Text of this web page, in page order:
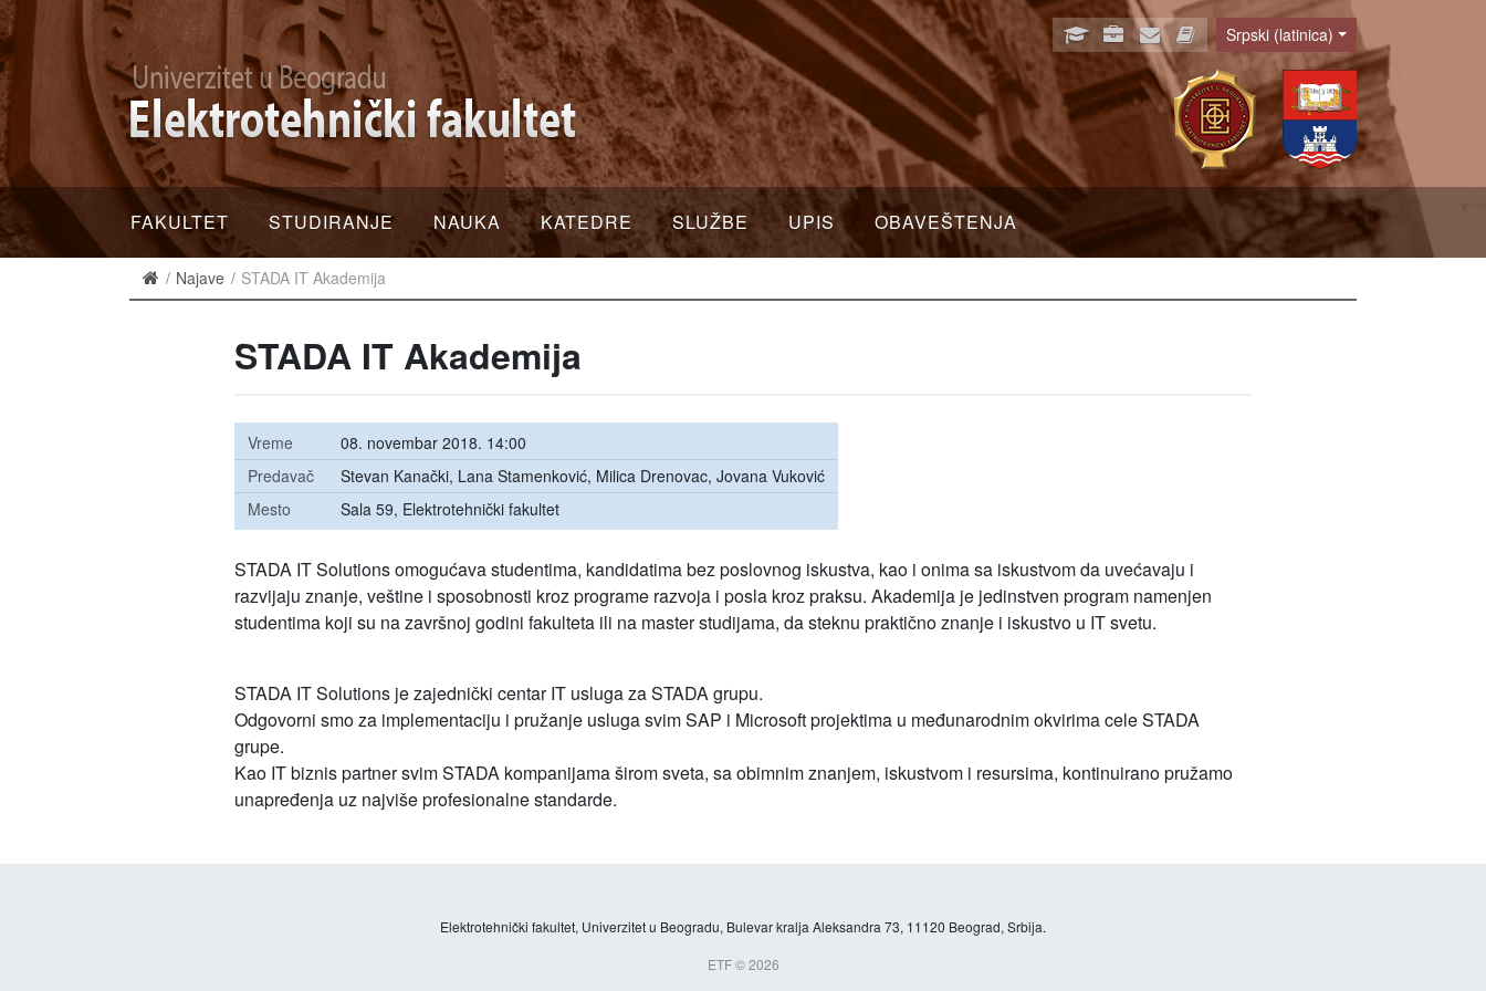
Language
Srpski (latinica)
FAKULTET STUDIRANJE NAUKA KATEDRE SLUŽBE UPIS OBAVEŠTENJA
Najave STADA IT Akademija
STADA IT Akademija
Vreme
08. novembar 2018. 14:00
Predavač
Stevan Kanački, Lana Stamenković, Milica Drenovac, Jovana Vuković
Mesto
Sala 59, Elektrotehnički fakultet
STADA IT Solutions omogućava studentima, kandidatima bez poslovnog iskustva, kao i onima sa iskustvom da uvećavaju i
razvijaju znanje, veštine i sposobnosti kroz programe razvoja i posla kroz praksu. Akademija je jedinstven program namenjen
studentima koji su na završnoj godini fakulteta ili na master studijama, da steknu praktično znanje i iskustvo u IT svetu.
STADA IT Solutions je zajednički centar IT usluga za STADA grupu.
Odgovorni smo za implementaciju i pružanje usluga svim SAP i Microsoft projektima u međunarodnim okvirima cele STADA
grupe.
Kao IT biznis partner svim STADA kompanijama širom sveta, sa obimnim znanjem, iskustvom i resursima, kontinuirano pružamo
unapređenja uz najviše profesionalne standarde.
Elektrotehnički fakultet, Univerzitet u Beogradu, Bulevar kralja Aleksandra 73, 11120 Beograd, Srbija.
ETF © 2026